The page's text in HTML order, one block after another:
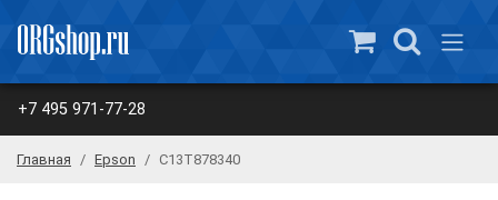
+7 495 971-77-28
Главная Epson C13T878340